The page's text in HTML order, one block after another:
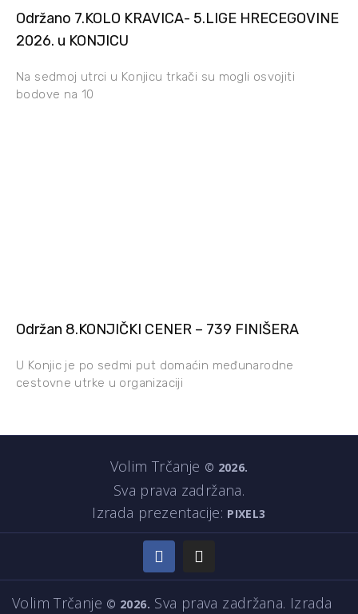
Održano 7.KOLO KRAVICA- 5.LIGE HRECEGOVINE
2026. u KONJICU
Na sedmoj utrci u Konjicu trkači su mogli osvojiti
bodove na 10
Održan 8.KONJIČKI CENER – 739 FINIŠERA
U Konjic je po sedmi put domaćin međunarodne
cestovne utrke u organizaciji
Volim Trčanje © 2026.
Sva prava zadržana.
Izrada prezentacije: PIXEL3
Volim Trčanje © 2026. Sva prava zadržana. Izrada